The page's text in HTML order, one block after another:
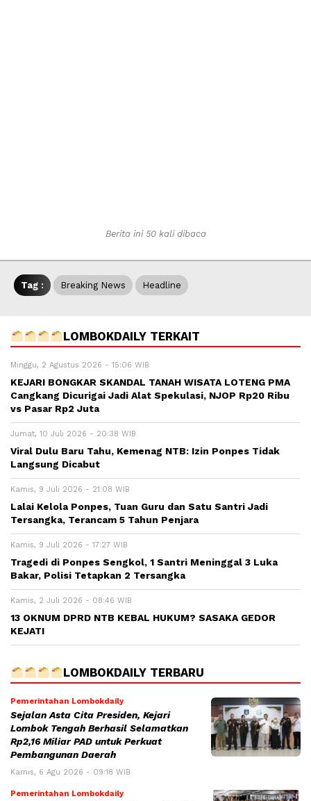
Berita ini 50 kali dibaca
Tag : Breaking News Headline
LOMBOKDAILY TERKAIT
Minggu, 2 Agustus 2026 - 15:06 WIB
KEJARI BONGKAR SKANDAL TANAH WISATA LOTENG PMA
Cangkang Dicurigai Jadi Alat Spekulasi, NJOP Rp20 Ribu
vs Pasar Rp2 Juta
Jumat, 10 Juli 2026 - 20:38 WIB
Viral Dulu Baru Tahu, Kemenag NTB: Izin Ponpes Tidak
Langsung Dicabut
Kamis, 9 Juli 2026 - 21:08 WIB
Lalai Kelola Ponpes, Tuan Guru dan Satu Santri Jadi
Tersangka, Terancam 5 Tahun Penjara
Kamis, 9 Juli 2026 - 17:27 WIB
Tragedi di Ponpes Sengkol, 1 Santri Meninggal 3 Luka
Bakar, Polisi Tetapkan 2 Tersangka
Kamis, 2 Juli 2026 - 08:46 WIB
13 OKNUM DPRD NTB KEBAL HUKUM? SASAKA GEDOR
KEJATI
LOMBOKDAILY TERBARU
Pemerintahan Lombokdaily
Sejalan Asta Cita Presiden, Kejari
Lombok Tengah Berhasil Selamatkan
Rp2,16 Miliar PAD untuk Perkuat
Pembangunan Daerah
Kamis, 6 Agu 2026 - 09:18 WIB
Pemerintahan Lombokdaily